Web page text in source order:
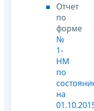
Отчет
по
форме
№
1-
НМ
по
на